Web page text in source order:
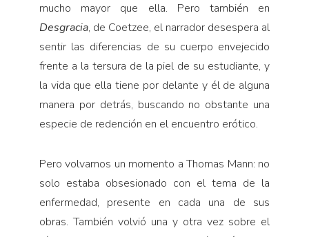
mucho mayor que ella. Pero también en
Desgracia, de Coetzee, el narrador desespera al
sentir las diferencias de su cuerpo envejecido
frente a la tersura de la piel de su estudiante, y
la vida que ella tiene por delante y él de alguna
manera por detrás, buscando no obstante una
especie de redención en el encuentro erótico.
Pero volvamos un momento a Thomas Mann: no
solo estaba obsesionado con el tema de la
enfermedad, presente en cada una de sus
obras. También volvió una y otra vez sobre el